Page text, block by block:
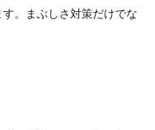
す。まぶしさ対策だけでな